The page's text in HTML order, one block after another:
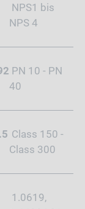
NPS1 bis
NPS 4
PN 10 - PN
40
Class 150 -
Class 300
1.0619,